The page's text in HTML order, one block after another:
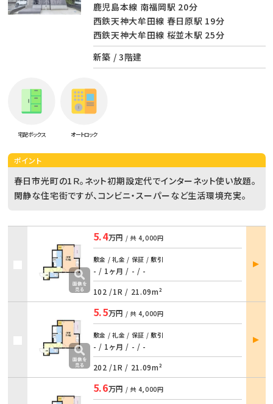
鹿児島本線 南福岡駅 20分
西鉄天神大牟田線 春日原駅 19分
西鉄天神大牟田線 桜並木駅 25分
新築 / 3階建
宅配ボックス オートロック
ポイント
春日市光町の1Ｒ。ネット初期設定代でインターネット使い放題。
閑静な住宅街ですが、コンビニ・スーパーなど生活環境充実。
5.4万円 / 共 4,000円
敷金 / 礼金 / 保証 / 敷引
- / 1ヶ月 / - / -
102 /1R / 21.09m²
部屋
詳細
5.5万円 / 共 4,000円
敷金 / 礼金 / 保証 / 敷引
- / 1ヶ月 / - / -
202 /1R / 21.09m²
部屋
詳細
5.6万円 / 共 4,000円